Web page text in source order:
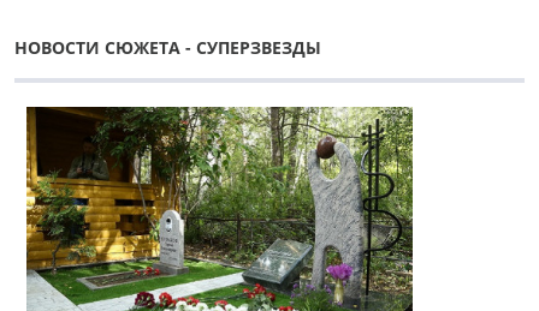
НОВОСТИ СЮЖЕТА - СУПЕРЗВЕЗДЫ